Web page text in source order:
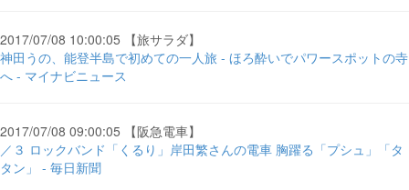
2017/07/08 10:00:05 【旅サラダ】
神田うの、能登半島で初めての一人旅 - ほろ酔いでパワースポットの寺
へ - マイナビニュース
2017/07/08 09:00:05 【阪急電車】
／３ ロックバンド「くるり」岸田繁さんの電車 胸躍る「プシュ」「タ
タン」 - 毎日新聞